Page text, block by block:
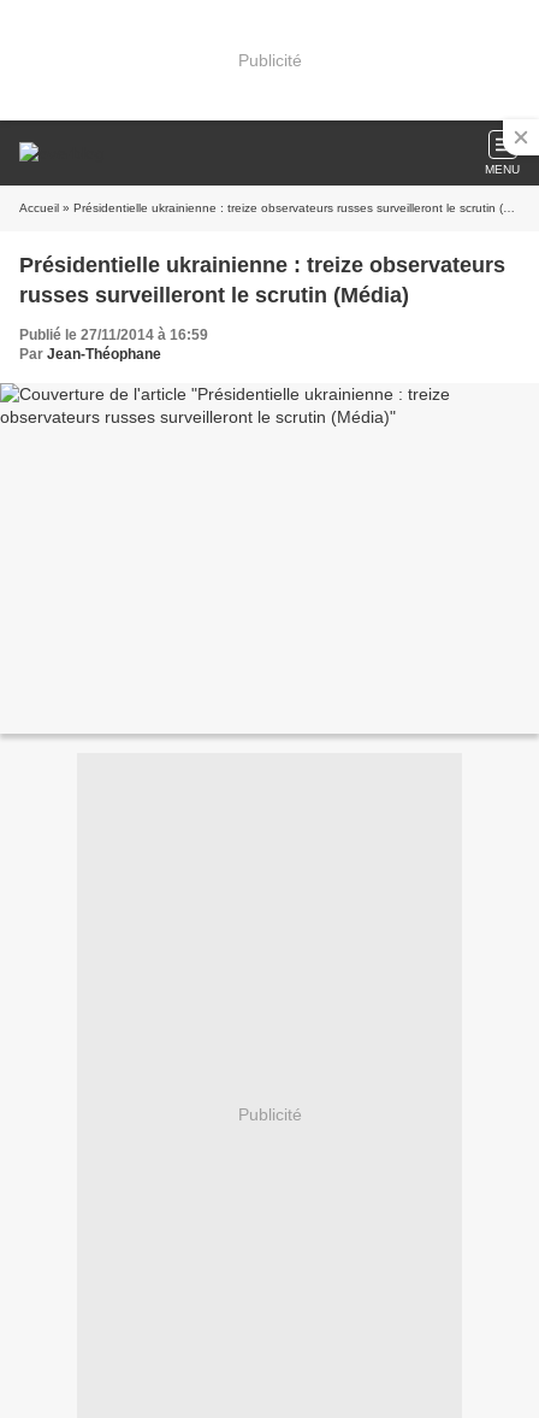
Publicité
MENU
Accueil » Présidentielle ukrainienne : treize observateurs russes surveilleront le scrutin (Média)
Présidentielle ukrainienne : treize observateurs
russes surveilleront le scrutin (Média)
Publié le 27/11/2014 à 16:59
Par Jean-Théophane
Publicité